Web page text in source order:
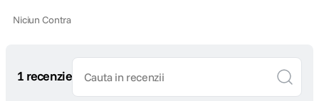
Niciun Contra
1 recenzie